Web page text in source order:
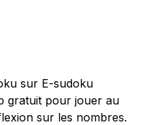
sur E-sudoku
gratuit pour jouer au
sur les nombres.